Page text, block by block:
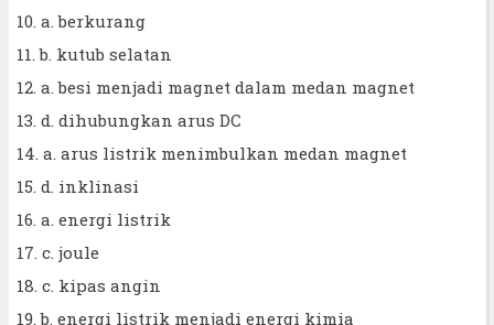
10. a. berkurang
11. b. kutub selatan
12. a. besi menjadi magnet dalam medan magnet
13. d. dihubungkan arus DC
14. a. arus listrik menimbulkan medan magnet
15. d. inklinasi
16. a. energi listrik
17. c. joule
18. c. kipas angin
19. b. energi listrik menjadi energi kimia